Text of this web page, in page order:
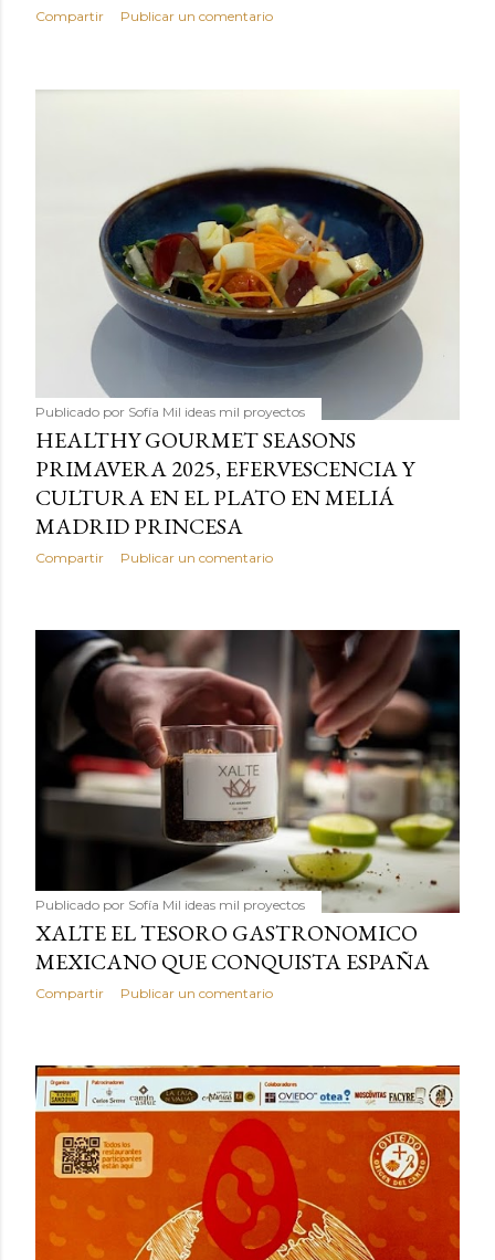
Compartir Publicar un comentario
Publicado por Sofía Mil ideas mil proyectos
HEALTHY GOURMET SEASONS
PRIMAVERA 2025, EFERVESCENCIA Y
CULTURA EN EL PLATO EN MELIÁ
MADRID PRINCESA
Compartir Publicar un comentario
Publicado por Sofía Mil ideas mil proyectos
XALTE EL TESORO GASTRONOMICO
MEXICANO QUE CONQUISTA ESPAÑA
Compartir Publicar un comentario